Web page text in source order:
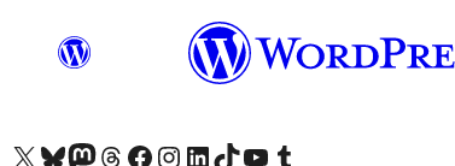
Visit our X (formerly Twitter) account
Visit our Bluesky account
Visit our Mastodon account
Visit our Threads account
Посетете нашата страница във Facebook
Посетете нашия профил в Instagram
Посетете нашия профил в LinkedIn
Visit our TikTok account
Visit our YouTube channel
Visit our Tumblr account